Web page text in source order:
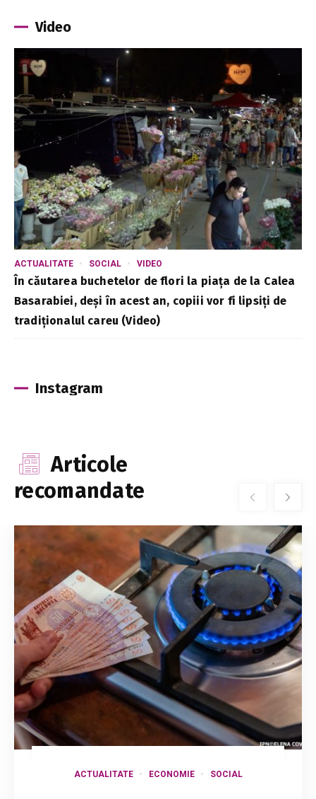
Video
ACTUALITATE SOCIAL VIDEO
În căutarea buchetelor de flori la piața de la Calea
Basarabiei, deși în acest an, copiii vor fi lipsiți de
tradiționalul careu (Video)
Instagram
Articole
recomandate
ACTUALITATE ECONOMIE SOCIAL